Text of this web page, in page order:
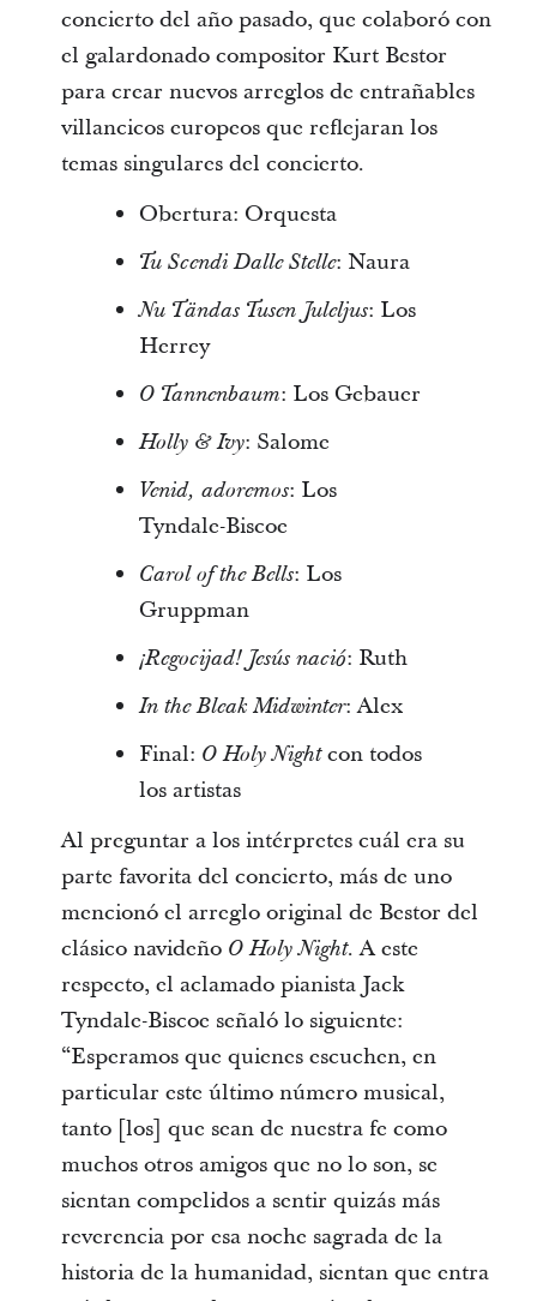
concierto del año pasado, que colaboró con
el galardonado compositor Kurt Bestor
para crear nuevos arreglos de entrañables
villancicos europeos que reflejaran los
temas singulares del concierto.
Obertura: Orquesta
Tu Scendi Dalle Stelle: Naura
Nu Tändas Tusen Juleljus: Los
Herrey
O Tannenbaum: Los Gebauer
Holly & Ivy: Salome
Venid, adoremos: Los
Tyndale-Biscoe
Carol of the Bells: Los
Gruppman
¡Regocijad! Jesús nació: Ruth
In the Bleak Midwinter: Alex
Final: O Holy Nightcon todos
los artistas
Al preguntar a los intérpretes cuál era su
parte favorita del concierto, más de uno
mencionó el arreglo original de Bestor del
clásico navideño O Holy Night. A este
respecto, el aclamado pianista Jack
Tyndale-Biscoe señaló lo siguiente:
“Esperamos que quienes escuchen, en
particular este último número musical,
tanto [los] que sean de nuestra fe como
muchos otros amigos que no lo son, se
sientan compelidos a sentir quizás más
reverencia por esa noche sagrada de la
historia de la humanidad, sientan que entra